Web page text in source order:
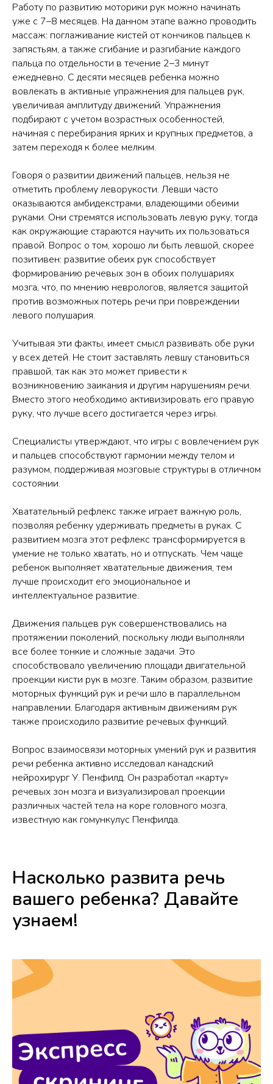
Работу по развитию моторики рук можно начинать
уже с 7–8 месяцев. На данном этапе важно проводить
массаж: поглаживание кистей от кончиков пальцев к
запястьям, а также сгибание и разгибание каждого
пальца по отдельности в течение 2–3 минут
ежедневно. С десяти месяцев ребенка можно
вовлекать в активные упражнения для пальцев рук,
увеличивая амплитуду движений. Упражнения
подбирают с учетом возрастных особенностей,
начиная с перебирания ярких и крупных предметов, а
затем переходя к более мелким.
Говоря о развитии движений пальцев, нельзя не
отметить проблему леворукости. Левши часто
оказываются амбидекстрами, владеющими обеими
руками. Они стремятся использовать левую руку, тогда
как окружающие стараются научить их пользоваться
правой. Вопрос о том, хорошо ли быть левшой, скорее
позитивен: развитие обеих рук способствует
формированию речевых зон в обоих полушариях
мозга, что, по мнению неврологов, является защитой
против возможных потерь речи при повреждении
левого полушария.
Учитывая эти факты, имеет смысл развивать обе руки
у всех детей. Не стоит заставлять левшу становиться
правшой, так как это может привести к
возникновению заикания и другим нарушениям речи.
Вместо этого необходимо активизировать его правую
руку, что лучше всего достигается через игры.
Специалисты утверждают, что игры с вовлечением рук
и пальцев способствуют гармонии между телом и
разумом, поддерживая мозговые структуры в отличном
состоянии.
Хватательный рефлекс также играет важную роль,
позволяя ребенку удерживать предметы в руках. С
развитием мозга этот рефлекс трансформируется в
умение не только хватать, но и отпускать. Чем чаще
ребенок выполняет хватательные движения, тем
лучше происходит его эмоциональное и
интеллектуальное развитие.
Движения пальцев рук совершенствовались на
протяжении поколений, поскольку люди выполняли
все более тонкие и сложные задачи. Это
способствовало увеличению площади двигательной
проекции кисти рук в мозге. Таким образом, развитие
моторных функций рук и речи шло в параллельном
направлении. Благодаря активным движениям рук
также происходило развитие речевых функций.
Вопрос взаимосвязи моторных умений рук и развития
речи ребенка активно исследовал канадский
нейрохирург У. Пенфилд. Он разработал «карту»
речевых зон мозга и визуализировал проекции
различных частей тела на коре головного мозга,
известную как гомункулус Пенфилда.
Насколько развита речь
вашего ребенка? Давайте
узнаем!